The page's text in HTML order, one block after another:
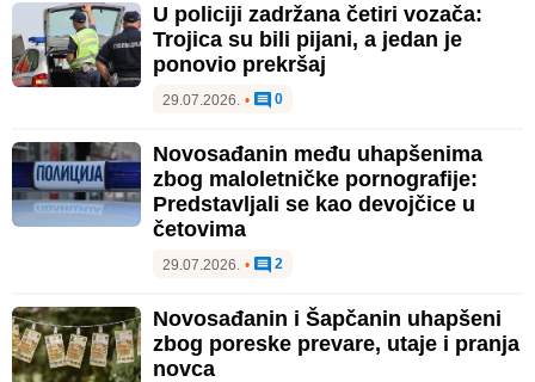
U policiji zadržana četiri vozača:
Trojica su bili pijani, a jedan je
ponovio prekršaj
29.07.2026. • 0
Novosađanin među uhapšenima
zbog maloletničke pornografije:
Predstavljali se kao devojčice u
četovima
29.07.2026. • 2
Novosađanin i Šapčanin uhapšeni
zbog poreske prevare, utaje i pranja
novca